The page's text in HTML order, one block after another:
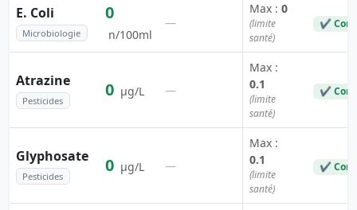
E. Coli
Microbiologie
0
n/100ml
—
Max : 0
(limite
santé)
✔
Atrazine
Pesticides
0 µg/L —
Max :
0.1
(limite
santé)
✔
Glyphosate
Pesticides
0 µg/L —
Max :
0.1
(limite
santé)
✔